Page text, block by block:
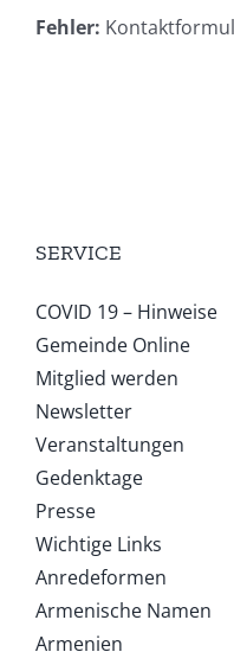
Fehler:
SERVICE
COVID 19 – Hinweise
Gemeinde Online
Mitglied werden
Newsletter
Veranstaltungen
Gedenktage
Presse
Wichtige Links
Anredeformen
Armenische Namen
Armenien